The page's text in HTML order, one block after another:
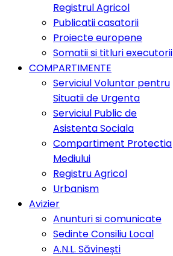
Registrul Agricol
Publicatii casatorii
Proiecte europene
Somatii si titluri executorii
COMPARTIMENTE
Serviciul Voluntar pentru
Situatii de Urgenta
Serviciul Public de
Asistenta Sociala
Compartiment Protectia
Mediului
Registru Agricol
Urbanism
Avizier
Anunturi si comunicate
Sedinte Consiliu Local
A.N.L. Săvinești